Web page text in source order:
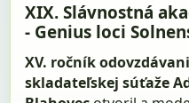
XIX. Slávnostná
- Genius loci
XV. ročník
skladateľskej súťaže